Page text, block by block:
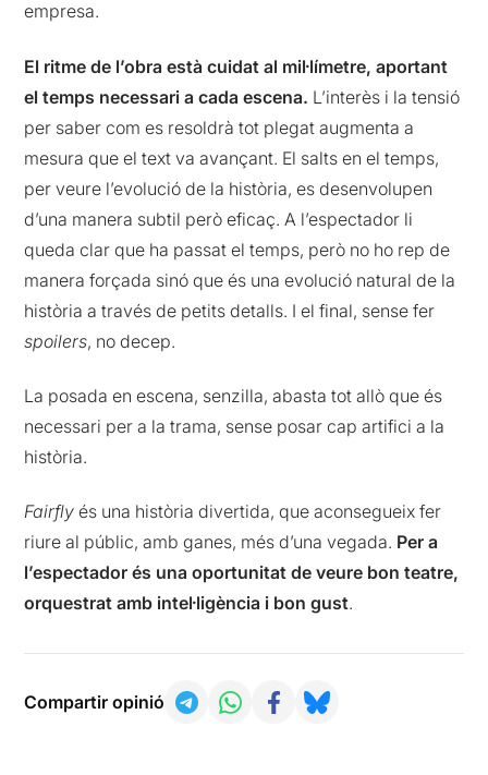
empresa.
El ritme de l’obra està cuidat al mil·límetre, aportant
el temps necessari a cada escena. L’interès i la tensió
per saber com es resoldrà tot plegat augmenta a
mesura que el text va avançant. El salts en el temps,
per veure l’evolució de la història, es desenvolupen
d’una manera subtil però eficaç. A l’espectador li
queda clar que ha passat el temps, però no ho rep de
manera forçada sinó que és una evolució natural de la
història a través de petits detalls. I el final, sense fer
spoilers, no decep.
La posada en escena, senzilla, abasta tot allò que és
necessari per a la trama, sense posar cap artifici a la
història.
Fairfly és una història divertida, que aconsegueix fer
riure al públic, amb ganes, més d’una vegada. Per a
l’espectador és una oportunitat de veure bon teatre,
orquestrat amb intel·ligència i bon gust.
Compartir opinió